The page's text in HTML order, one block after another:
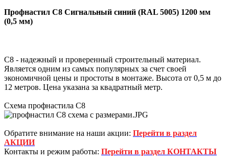
Профнастил С8 Сигнальный синий (RAL 5005) 1200 мм
(0,5 мм)
С8 - надежный и проверенный строительный материал.
Является одним из самых популярных за счет своей
экономичной цены и простоты в монтаже. Высота от 0,5 м до
12 метров. Цена указана за квадратный метр.
Схема профнастила С8
Обратите внимание на наши акции: Перейти в раздел
АКЦИИ
Контакты и режим работы: Перейти в раздел КОНТАКТЫ